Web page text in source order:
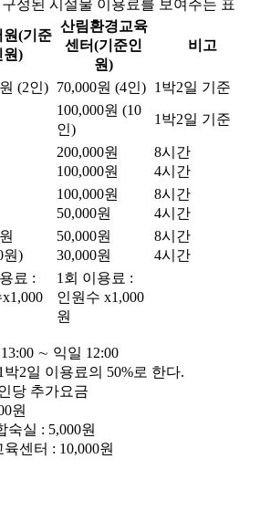
성된 시설물 이용료를 보여주는 표
원(기준
원)
산림환경교육
센터(기준인
원)
비고
(2인) 70,000원 (4인) 1박2일 기준
100,000원 (10
인)
1박2일 기준
200,000원
100,000원
8시간
4시간
100,000원
50,000원
8시간
4시간
원)
50,000원
30,000원
8시간
4시간
료 :
1회 이용료 :
인원수 x1,000
원
13:00 ∼ 익일 12:00
2일 이용료의 50%로 한다.
당 추가요금
원
숙실 : 5,000원
센터 : 10,000원